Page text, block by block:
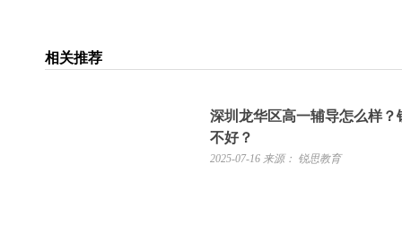
相关推荐
深圳龙华区高一辅导怎么样？
不好？
2025-07-16 来源： 锐思教育